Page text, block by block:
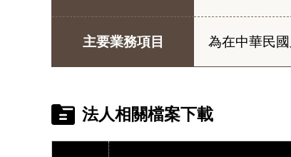
主要業務項目 為在中華民
法人相關檔案下載